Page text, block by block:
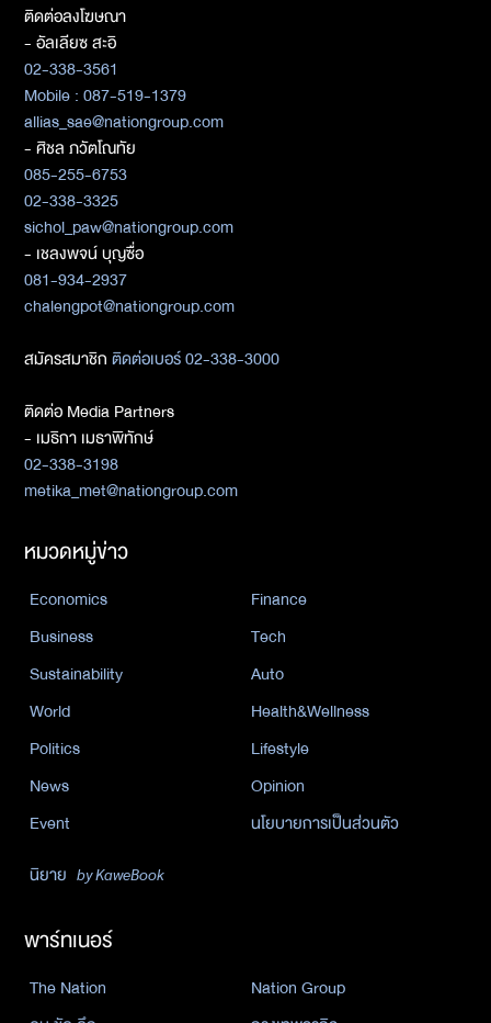
ติดต่อลงโฆษณา
- อัลเลียซ สะอิ
02-338-3561
Mobile : 087-519-1379
allias_sae@nationgroup.com
- ศิชล ภวัตโณทัย
085-255-6753
02-338-3325
sichol_paw@nationgroup.com
- เชลงพจน์ บุญซื่อ
081-934-2937
chalengpot@nationgroup.com
สมัครสมาชิกติดต่อเบอร์ 02-338-3000
ติดต่อ Media Partners
- เมธิกา เมธาพิทักษ์
02-338-3198
metika_met@nationgroup.com
หมวดหมู่ข่าว
Economics
Finance
Business
Tech
Sustainability
Auto
World
Health&Wellness
Politics
Lifestyle
News
Opinion
Event
นโยบายการเป็นส่วนตัว
นิยาย by KaweBook
พาร์ทเนอร์
The Nation
Nation Group